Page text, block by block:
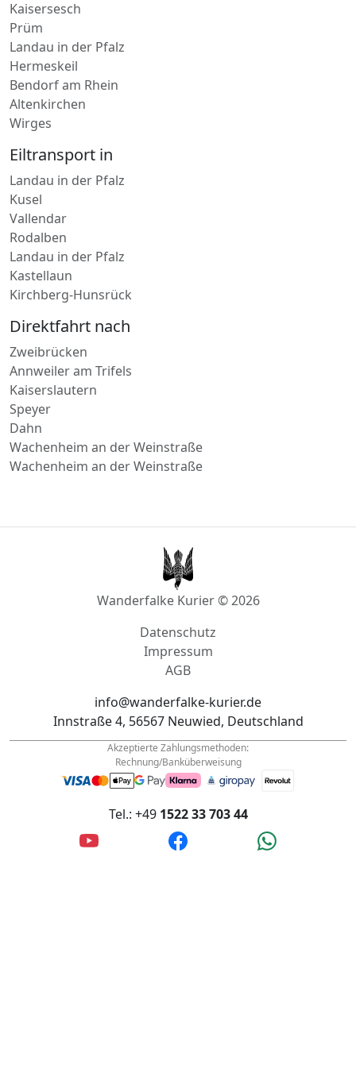
Kaisersesch
Prüm
Landau in der Pfalz
Hermeskeil
Bendorf am Rhein
Altenkirchen
Wirges
Eiltransport in
Landau in der Pfalz
Kusel
Vallendar
Rodalben
Landau in der Pfalz
Kastellaun
Kirchberg-Hunsrück
Direktfahrt nach
Zweibrücken
Annweiler am Trifels
Kaiserslautern
Speyer
Dahn
Wachenheim an der Weinstraße
Wachenheim an der Weinstraße
Wanderfalke Kurier © 2026
Datenschutz
Impressum
AGB
info@wanderfalke-kurier.de
Innstraße 4, 56567 Neuwied, Deutschland
Akzeptierte Zahlungsmethoden:
Rechnung/Banküberweisung
Tel.: +49 1522 33 703 44